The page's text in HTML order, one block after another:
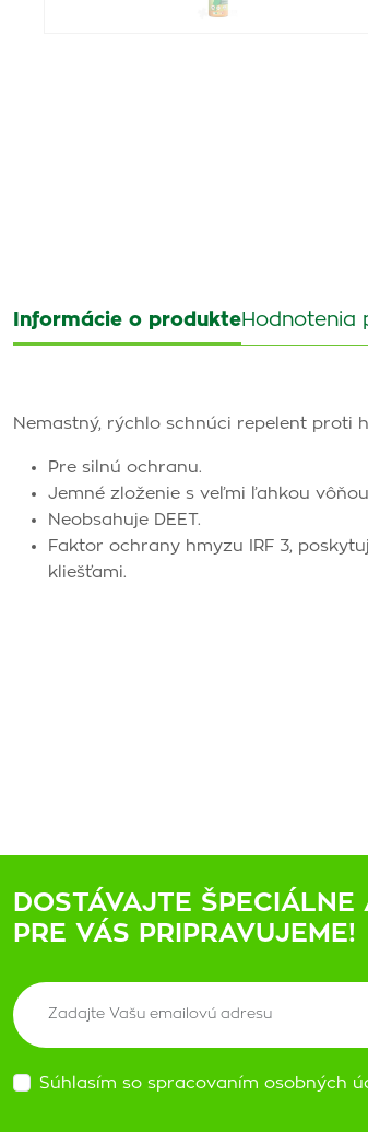
Informácie o produkteHodnotenia
Nemastný, rýchlo schnúci repelent proti
Pre silnú ochranu.
Jemné zloženie s veľmi ľahkou
Neobsahuje DEET.
Faktor ochrany hmyzu IRF 3,
kliešťami.
DOSTÁVAJTE
PRE VÁS PRIPRAVUJEME!
Súhlasím so spracovaním osobných